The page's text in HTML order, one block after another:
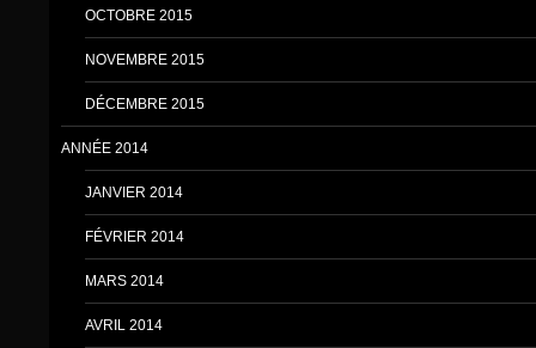
OCTOBRE 2015
NOVEMBRE 2015
DÉCEMBRE 2015
ANNÉE 2014
JANVIER 2014
FÉVRIER 2014
MARS 2014
AVRIL 2014